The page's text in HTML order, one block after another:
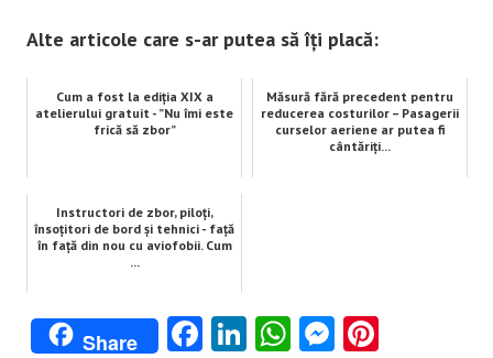
Alte articole care s-ar putea să îți placă:
Cum a fost la ediția XIX a
atelierului gratuit - ”Nu îmi este
frică să zbor”
Măsură fără precedent pentru
reducerea costurilor – Pasagerii
curselor aeriene ar putea fi
cântăriți...
Instructori de zbor, piloți,
însoțitori de bord și tehnici - față
în față din nou cu aviofobii. Cum
...
Share Facebook
LinkedIn
WhatsApp